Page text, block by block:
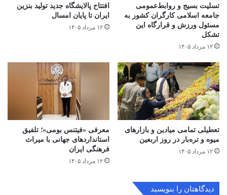
تسلیت بسیج و روابط‌عمومی
جامعه اسلامی کارگران کشور به
مسئول ورزش و قرارگاه این
تشکل
۱۲ مرداد ۱۴۰۵
افتتاح ‌پالایشگاه جدید تولید بنزین
ایران تا پایان امسال
۱۲ مرداد ۱۴۰۵
تعطیلی تمامی میادین و بازارهای
میوه و تره‌بار در روز اربعین
۱۲ مرداد ۱۴۰۵
معرفی «فیتنس بومی»؛ تلفیق
استانداردهای جهانی با میراث
فرهنگی ایران
۱۲ مرداد ۱۴۰۵
دیدگاهتان را بنویسید